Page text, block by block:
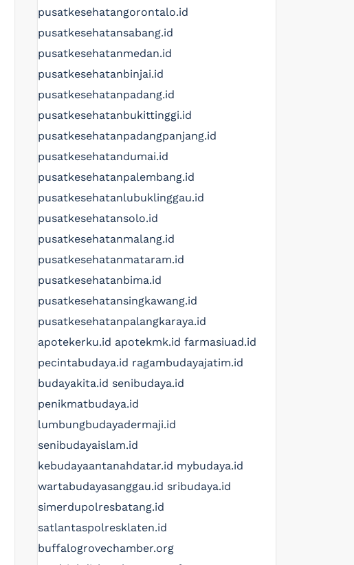
pusatkesehatangorontalo.id
pusatkesehatansabang.id
pusatkesehatanmedan.id
pusatkesehatanbinjai.id
pusatkesehatanpadang.id
pusatkesehatanbukittinggi.id
pusatkesehatanpadangpanjang.id
pusatkesehatandumai.id
pusatkesehatanpalembang.id
pusatkesehatanlubuklinggau.id
pusatkesehatansolo.id
pusatkesehatanmalang.id
pusatkesehatanmataram.id
pusatkesehatanbima.id
pusatkesehatansingkawang.id
pusatkesehatanpalangkaraya.id
apotekerku.id apotekmk.id farmasiuad.id
pecintabudaya.id ragambudayajatim.id
budayakita.id senibudaya.id
penikmatbudaya.id
lumbungbudayadermaji.id
senibudayaislam.id
kebudayaantanahdatar.id mybudaya.id
wartabudayasanggau.id sribudaya.id
simerdupolresbatang.id
satlantaspolresklaten.id
buffalogrovechamber.org